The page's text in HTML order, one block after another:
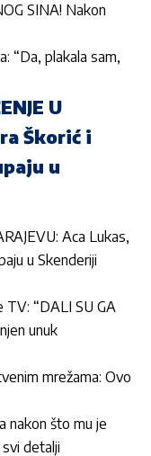
SINA! Nakon
“Da, plakala sam,
U
Škorić i
u
Aca Lukas,
u Skenderiji
TV: “DALI SU GA
unuk
mrežama: Ovo
nakon što mu je
detalji